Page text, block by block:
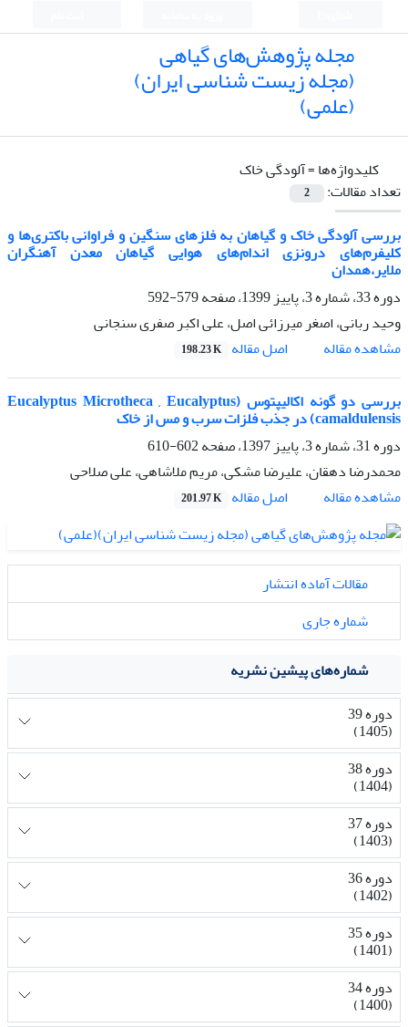
مجله پژوهش‌های گیاهی
(مجله زیست شناسی ایران)
(علمی)
کلیدواژه‌ها =آلودگی خاک
تعداد مقالات:
2
بررسی آلودگی خاک و گیاهان به فلزهای سنگین و فراوانی باکتری‌ها و
کلیفرم‌های درونزی اندام‌های هوایی گیاهان معدن آهنگران
ملایر،همدان
دوره 33، شماره 3، پاییز 1399، صفحه
579-592
وحید ربانی، اصغر میرزائی اصل، علی اکبر صفری سنجانی
مشاهده مقاله
اصل مقاله 198.23 K
بررسی دو گونه اکالیپتوس (Eucalyptus Microtheca , Eucalyptus
camaldulensis) در جذب فلزات سرب و مس از خاک
دوره 31، شماره 3، پاییز 1397، صفحه
602-610
محمدرضا دهقان، علیرضا مشکی، مریم ملاشاهی، علی صلاحی
مشاهده مقاله
اصل مقاله 201.97 K
مقالات آماده انتشار
شماره جاری
شماره‌های پیشین نشریه
دوره 39
(1405)
دوره 38
(1404)
دوره 37
(1403)
دوره 36
(1402)
دوره 35
(1401)
دوره 34
(1400)